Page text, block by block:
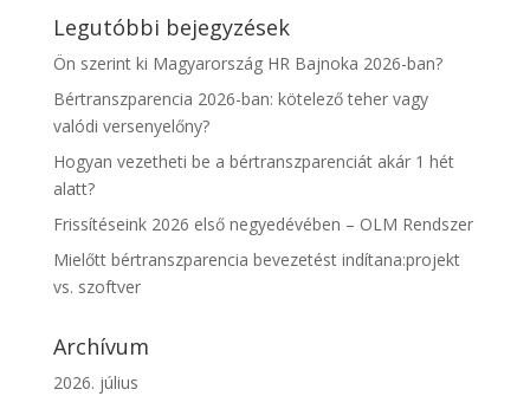
Legutóbbi bejegyzések
Ön szerint ki Magyarország HR Bajnoka 2026-ban?
Bértranszparencia 2026-ban: kötelező teher vagy
valódi versenyelőny?
Hogyan vezetheti be a bértranszparenciát akár 1 hét
alatt?
Frissítéseink 2026 első negyedévében – OLM Rendszer
Mielőtt bértranszparencia bevezetést indítana:projekt
vs. szoftver
Archívum
2026. július